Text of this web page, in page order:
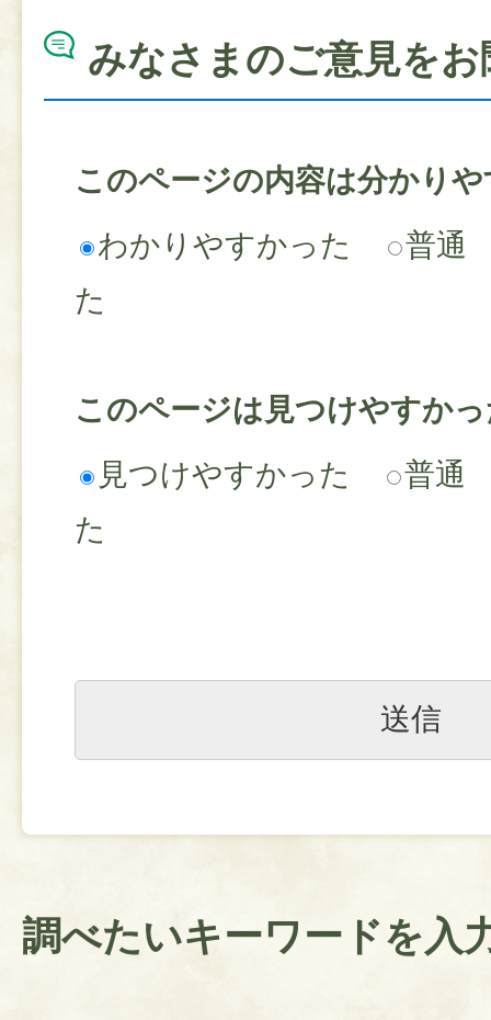
みなさまのご意見を
このページの内容は分かり
わかりやすかった
普通
た
このページは見つけやすか
見つけやすかった
普通
た
調べたいキーワードを入